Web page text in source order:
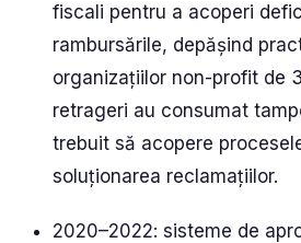
fiscali pentru a acoperi
rambursările, depășind
organizațiilor non-profit de
retrageri au consumat
trebuit să acopere
soluționarea reclamațiilor.
2020–2022: sisteme de